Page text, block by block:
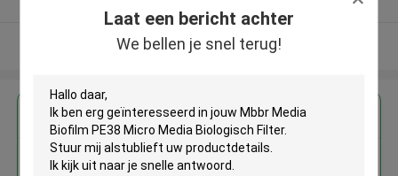
Laat een bericht achter
We bellen je snel terug!
Bekijk meer
Krijg de beste prijs voor
Mbbr Media Biofilm PE38 Micro